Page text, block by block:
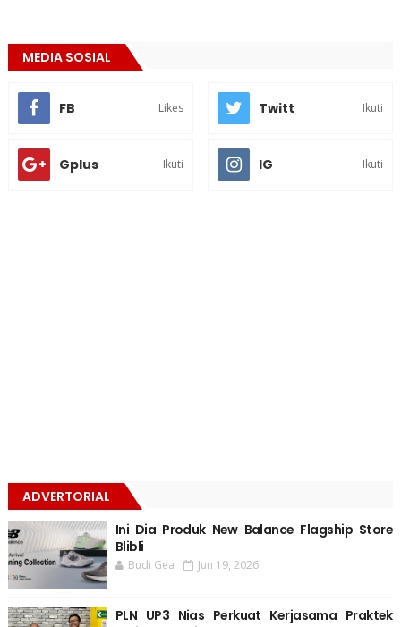
MEDIA SOSIAL
FB Likes Twitt Ikuti
Gplus Ikuti IG Ikuti
ADVERTORIAL
Ini Dia Produk New Balance Flagship Store
Blibli
Budi Gea Jun 19, 2026
PLN UP3 Nias Perkuat Kerjasama Praktek